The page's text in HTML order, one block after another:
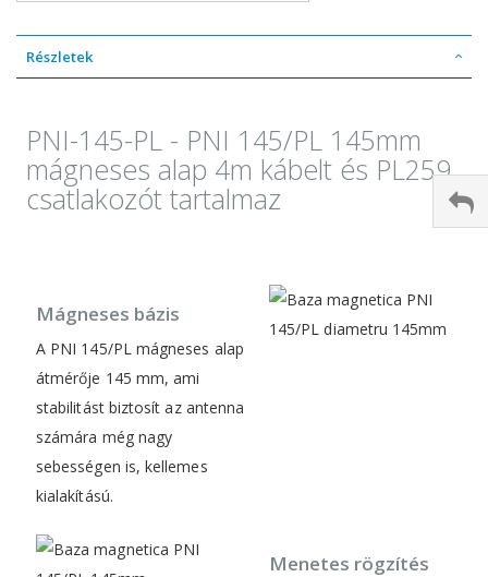
Részletek
PNI-145-PL - PNI 145/PL 145mm
mágneses alap 4m kábelt és PL259
csatlakozót tartalmaz
Mágneses bázis
A PNI 145/PL mágneses alap
átmérője 145 mm, ami
stabilitást biztosít az antenna
számára még nagy
sebességen is, kellemes
kialakítású.
Menetes rögzítés